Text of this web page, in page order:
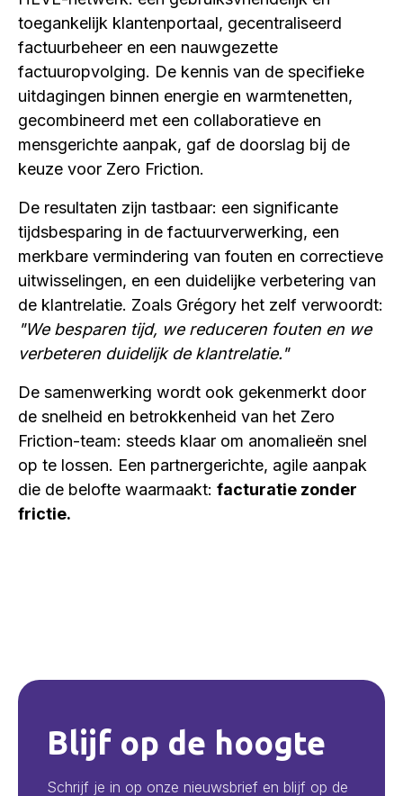
toegankelijk klantenportaal, gecentraliseerd
factuurbeheer en een nauwgezette
factuuropvolging. De kennis van de specifieke
uitdagingen binnen energie en warmtenetten,
gecombineerd met een collaboratieve en
mensgerichte aanpak, gaf de doorslag bij de
keuze voor Zero Friction.
De resultaten zijn tastbaar: een significante
tijdsbesparing in de factuurverwerking, een
merkbare vermindering van fouten en correctieve
uitwisselingen, en een duidelijke verbetering van
de klantrelatie. Zoals Grégory het zelf verwoordt:
"We besparen tijd, we reduceren fouten en we
verbeteren duidelijk de klantrelatie."
De samenwerking wordt ook gekenmerkt door
de snelheid en betrokkenheid van het Zero
Friction-team: steeds klaar om anomalieën snel
op te lossen. Een partnergerichte, agile aanpak
die de belofte waarmaakt: facturatie zonder
frictie.
Blijf op de hoogte
Schrijf je in op onze nieuwsbrief en blijf op de